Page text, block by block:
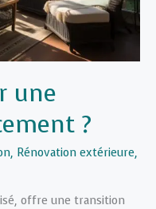
une
?
, Rénovation extérieure,
offre une transition